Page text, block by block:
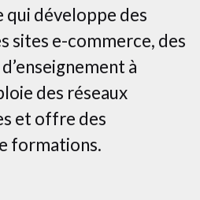
développe des
sites e-commerce, des
à
des réseaux
et offre des
formations.